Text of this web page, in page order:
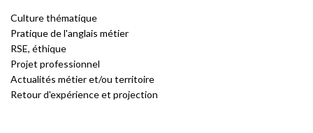
Culture thématique
Pratique de l'anglais métier
RSE, éthique
Projet professionnel
Actualités métier et/ou territoire
Retour d'expérience et projection